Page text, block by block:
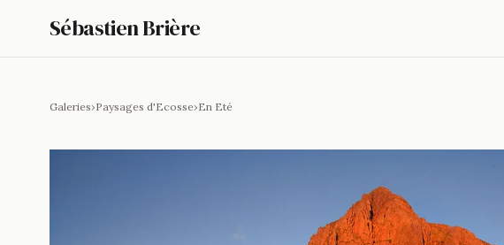
Sébastien Brière
Galeries›Paysages d'Ecosse›En Eté